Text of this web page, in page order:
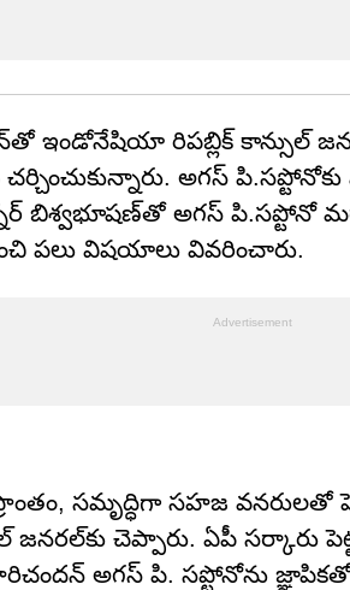
ఇండోనేషియా రిపబ్లిక్ కాన్సుల్
అగస్
బిశ్వభూషణ్‌తో అగస్
పలు విషయాలు వివరించారు.
సమృద్ధిగా సహజ వనరులతో
చెప్పారు. ఏపీ సర్కారు
అగస్ పి. సప్టోనోను